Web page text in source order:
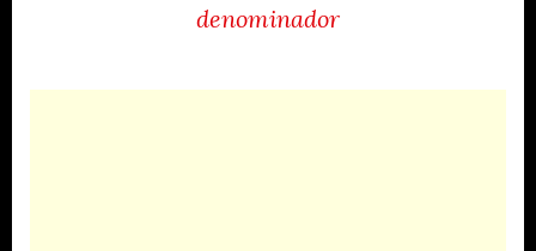
denominador